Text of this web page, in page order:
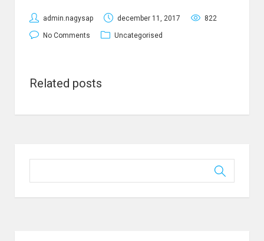
admin.nagysap december 11, 2017 822
No Comments Uncategorised
Related posts